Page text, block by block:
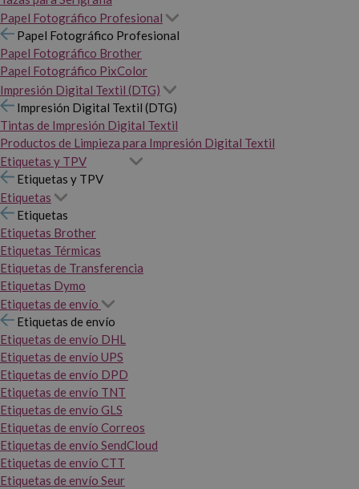
Papel Fotográfico Profesional
Papel Fotográfico Profesional
Papel Fotográfico Brother
Papel Fotográfico PixColor
Impresión Digital Textil (DTG)
Impresión Digital Textil (DTG)
Tintas de Impresión Digital Textil
Productos de Limpieza para Impresión Digital Textil
Etiquetas y TPV
Etiquetas y TPV
Etiquetas
Etiquetas
Etiquetas Brother
Etiquetas Térmicas
Etiquetas de Transferencia
Etiquetas Dymo
Etiquetas de envío
Etiquetas de envío
Etiquetas de envío DHL
Etiquetas de envío UPS
Etiquetas de envío DPD
Etiquetas de envío TNT
Etiquetas de envío GLS
Etiquetas de envío Correos
Etiquetas de envío SendCloud
Etiquetas de envío CTT
Etiquetas de envío Seur